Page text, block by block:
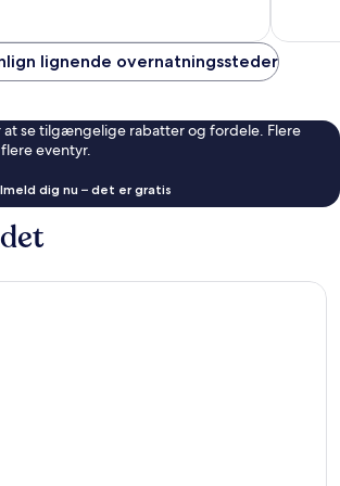
lignende overnatningssteder
at se tilgængelige rabatter og fordele. Flere
eventyr.
dig nu – det er gratis